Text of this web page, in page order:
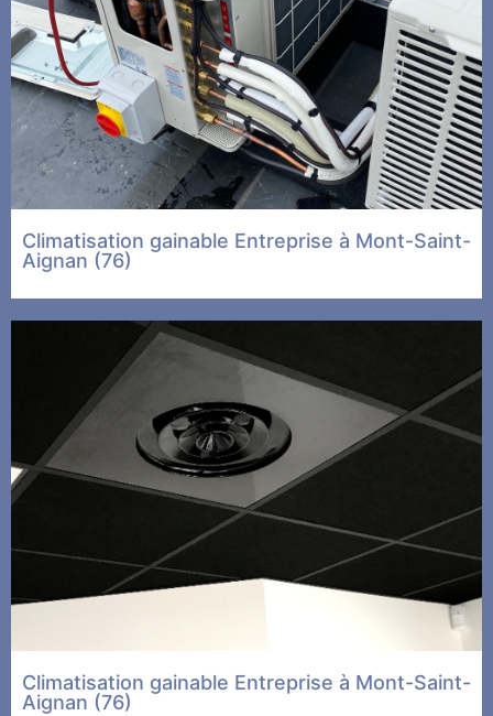
Climatisation gainable Entreprise à Mont-Saint-
Aignan (76)
Climatisation gainable Entreprise à Mont-Saint-
Aignan (76)